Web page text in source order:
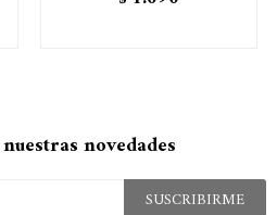
novedades
SUSCRIBIRME